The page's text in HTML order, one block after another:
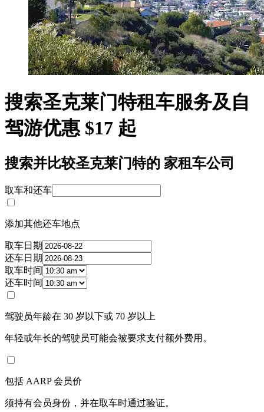
搜索圣克莱门特租车服务及自
驾游优惠 $17 起
搜索并比较圣克莱门特的 家租车公司
取车和还车
添加其他还车地点
取车日期
还车日期
取车时间
还车时间
驾驶员年龄在 30 岁以下或 70 岁以上
年轻或年长的驾驶员可能会被要求支付额外费用。
包括 AARP 会员价
须持有会员身份，并在取车时通过验证。